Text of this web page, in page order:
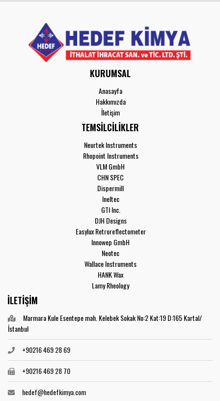
KURUMSAL
Anasayfa
Hakkımızda
İletişim
TEMSİLCİLİKLER
Neurtek Instruments
Rhopoint Instruments
VLM GmbH
CHN SPEC
Dispermill
Ineltec
GTI Inc.
DJH Designs
Easylux Retroreflectometer
Innowep GmbH
Neotec
Wallace Instruments
HANK Wax
Lamy Rheology
İLETİŞİM
Marmara Kule Esentepe mah. Kelebek Sokak No:2 Kat:19 D:165 Kartal/
İstanbul
+90216 469 28 69
+90216 469 28 70
hedef@hedefkimya.com